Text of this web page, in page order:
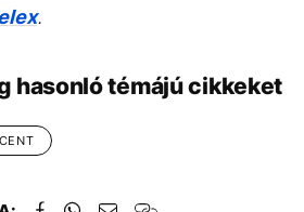
.
hasonló témájú cikkeket